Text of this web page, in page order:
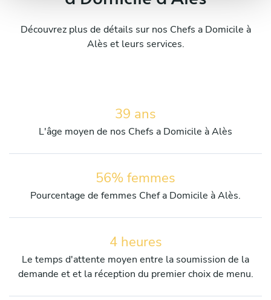
Découvrez plus de détails sur nos Chefs a Domicile à
Alès et leurs services.
39 ans
L'âge moyen de nos Chefs a Domicile à Alès
56% femmes
Pourcentage de femmes Chef a Domicile à Alès.
4 heures
Le temps d'attente moyen entre la soumission de la
demande et et la réception du premier choix de menu.